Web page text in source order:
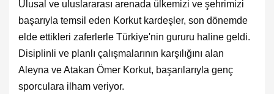
Ulusal ve uluslararası arenada ülkemizi ve şehrimizi
başarıyla temsil eden Korkut kardeşler, son dönemde
elde ettikleri zaferlerle Türkiye'nin gururu haline geldi.
Disiplinli ve planlı çalışmalarının karşılığını alan
Aleyna ve Atakan Ömer Korkut, başarılarıyla genç
sporculara ilham veriyor.